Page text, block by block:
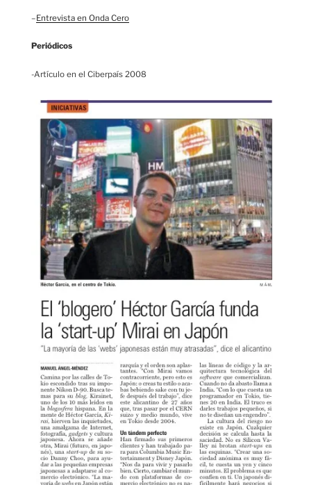
–Entrevista en Onda Cero
Periódicos
-Artículo en el Ciberpaís 2008